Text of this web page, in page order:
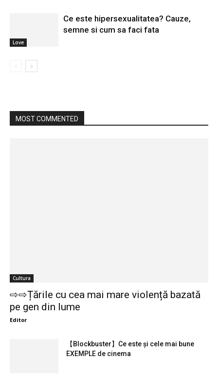
Love
Ce este hipersexualitatea? Cauze,
semne si cum sa faci fata
MOST COMMENTED
Cultura
⇨⇨Țările cu cea mai mare violență bazată
pe gen din lume
Editor
【Blockbuster】Ce este și cele mai bune
EXEMPLE de cinema